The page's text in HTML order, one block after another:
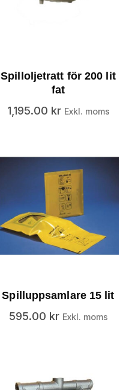
Spilloljetratt för 200 lit
fat
1,195.00 kr Exkl. moms
Spilluppsamlare 15 lit
595.00 kr Exkl. moms